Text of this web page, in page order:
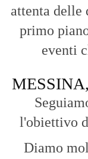
attenta delle
primo
eventi
l'obiettivo
Diamo